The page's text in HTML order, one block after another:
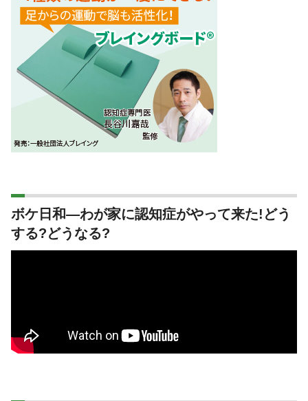
ボケ日和―わが家に認知症がやって来た!どう
する?どうなる?